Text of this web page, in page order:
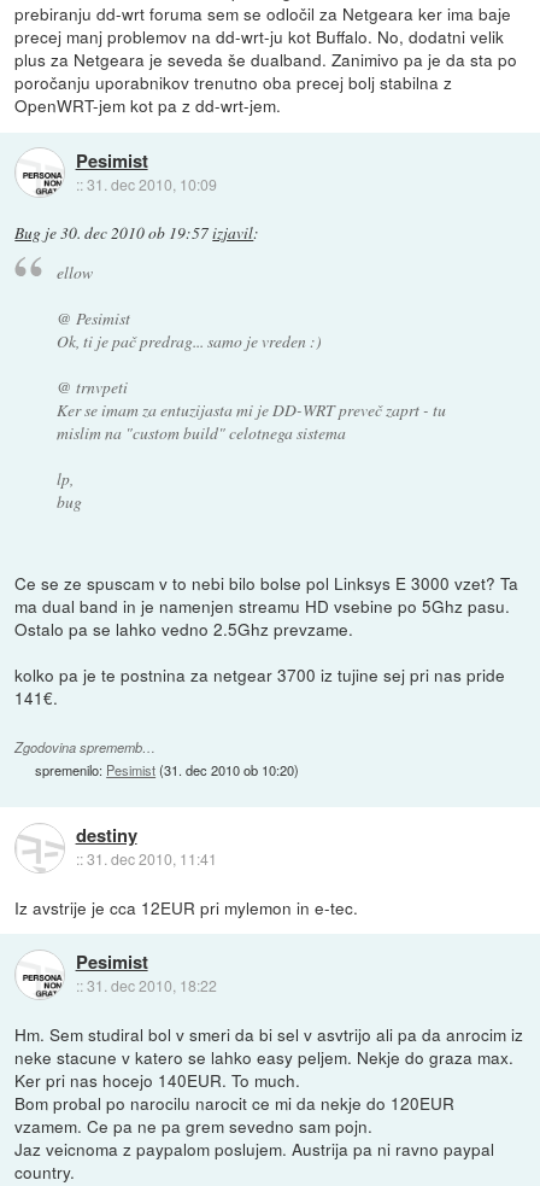
prebiranju dd-wrt foruma sem se odločil za Netgeara ker ima baje
precej manj problemov na dd-wrt-ju kot Buffalo. No, dodatni velik
plus za Netgeara je seveda še dualband. Zanimivo pa je da sta po
poročanju uporabnikov trenutno oba precej bolj stabilna z
OpenWRT-jem kot pa z dd-wrt-jem.
Pesimist
::31. dec 2010, 10:09
Bug je30. dec 2010 ob 19:57izjavil:
ellow
@ Pesimist
Ok, ti je pač predrag... samo je vreden :)
@ trnvpeti
Ker se imam za entuzijasta mi je DD-WRT preveč zaprt - tu
mislim na "custom build" celotnega sistema
lp,
bug
Ce se ze spuscam v to nebi bilo bolse pol Linksys E 3000 vzet? Ta
ma dual band in je namenjen streamu HD vsebine po 5Ghz pasu.
Ostalo pa se lahko vedno 2.5Ghz prevzame.
kolko pa je te postnina za netgear 3700 iz tujine sej pri nas pride
141€.
Zgodovina sprememb…
spremenilo: Pesimist(31. dec 2010 ob 10:20)
destiny
::31. dec 2010, 11:41
Iz avstrije je cca 12EUR pri mylemon in e-tec.
Pesimist
::31. dec 2010, 18:22
Hm. Sem studiral bol v smeri da bi sel v asvtrijo ali pa da anrocim iz
neke stacune v katero se lahko easy peljem. Nekje do graza max.
Ker pri nas hocejo 140EUR. To much.
Bom probal po narocilu narocit ce mi da nekje do 120EUR
vzamem. Ce pa ne pa grem sevedno sam pojn.
Jaz veicnoma z paypalom poslujem. Austrija pa ni ravno paypal
country.